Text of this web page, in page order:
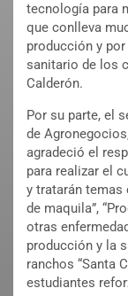
tecnología para
que conlleva
producción y
sanitario de los
Calderón.
Por su parte, el
de
agradeció el
para realizar el
y tratarán temas
de maquila”,
otras
producción y la
ranchos “Santa
estudiantes